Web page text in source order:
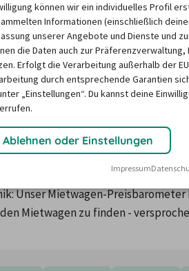
Mehr
in Pforzheim ?
wie saisonale Nachfrage,
Unser Mietwagen-
Mietwagen zu finden -
können wir ein individuelles Profil
Informationen (einschließlich
unserer Angebote und Dienste und
die Daten auch zur
Erfolgt die Verarbeitung außerhalb der
durch entsprechende Garantien
„Einstellungen“. Du kannst deine
Ablehnen oder Einstellungen
Impressum